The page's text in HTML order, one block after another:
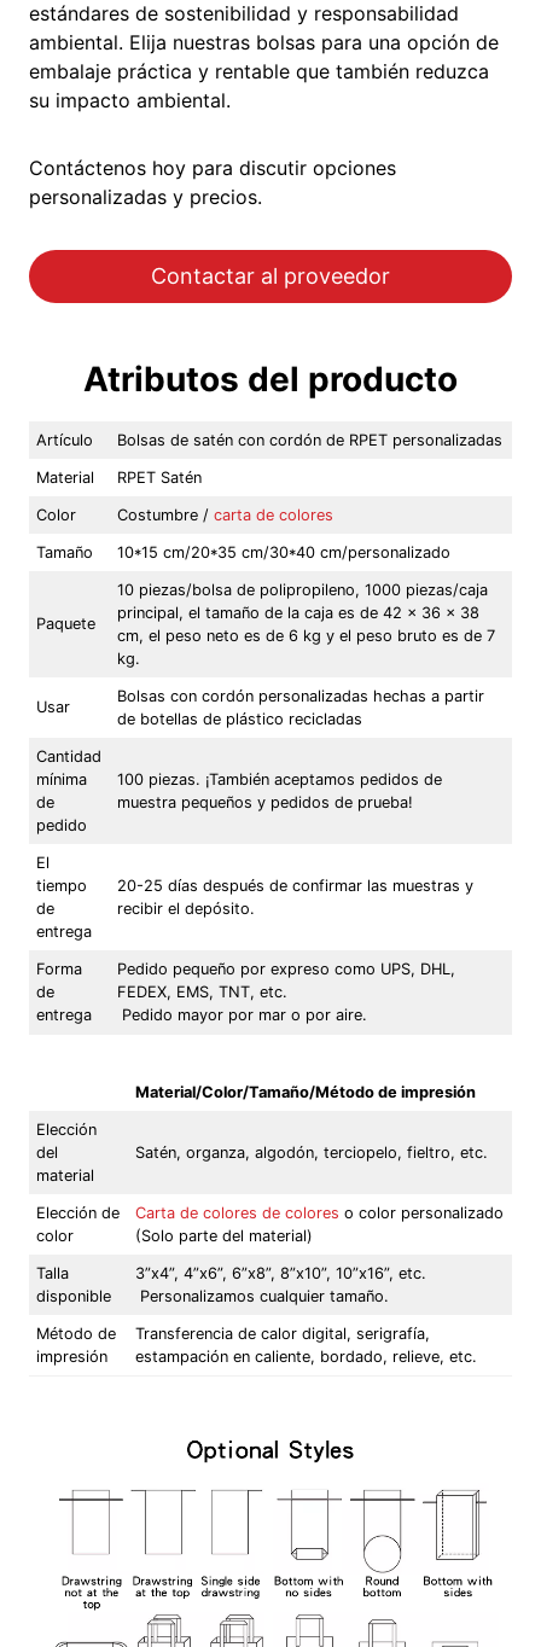
estándares de sostenibilidad y responsabilidad
ambiental. Elija nuestras bolsas para una opción de
embalaje práctica y rentable que también reduzca
su impacto ambiental.
Contáctenos hoy para discutir opciones
personalizadas y precios.
Contactar al proveedor
Atributos del producto
Artículo Bolsas de satén con cordón de RPET personalizadas
Material RPET Satén
Color Costumbre /carta de colores
Tamaño 10*15 cm/20*35 cm/30*40 cm/personalizado
Paquete
10 piezas/bolsa de polipropileno, 1000 piezas/caja
principal, el tamaño de la caja es de 42 x 36 x 38
cm, el peso neto es de 6 kg y el peso bruto es de 7
kg.
Usar
Bolsas con cordón personalizadas hechas a partir
de botellas de plástico recicladas
Cantidad
mínima
de
pedido
100 piezas. ¡También aceptamos pedidos de
muestra pequeños y pedidos de prueba!
El
tiempo
de
entrega
20-25 días después de confirmar las muestras y
recibir el depósito.
Forma
de
entrega
Pedido pequeño por expreso como UPS, DHL,
FEDEX, EMS, TNT, etc.
Pedido mayor por mar o por aire.
Material/Color/Tamaño/Método de impresión
Elección
del
material
Satén, organza, algodón, terciopelo, fieltro, etc.
Elección de
color
Carta de colores de colores o color personalizado
(Solo parte del material)
Talla
disponible
3”x4”, 4”x6”, 6”x8”, 8”x10”, 10”x16”, etc.
Personalizamos cualquier tamaño.
Método de
impresión
Transferencia de calor digital, serigrafía,
estampación en caliente, bordado, relieve, etc.